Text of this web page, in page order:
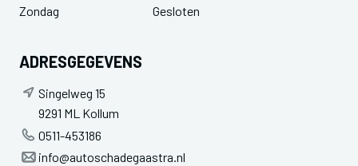
Zondag
Gesloten
ADRESGEGEVENS
Singelweg 15
9291 ML Kollum
0511-453186
info@autoschadegaastra.nl